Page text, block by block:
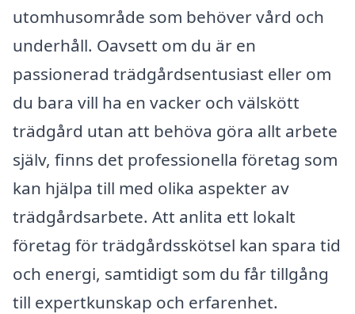
utomhusområde som behöver vård och
underhåll. Oavsett om du är en
passionerad trädgårdsentusiast eller om
du bara vill ha en vacker och välskött
trädgård utan att behöva göra allt arbete
själv, finns det professionella företag som
kan hjälpa till med olika aspekter av
trädgårdsarbete. Att anlita ett lokalt
företag för trädgårdsskötsel kan spara tid
och energi, samtidigt som du får tillgång
till expertkunskap och erfarenhet.